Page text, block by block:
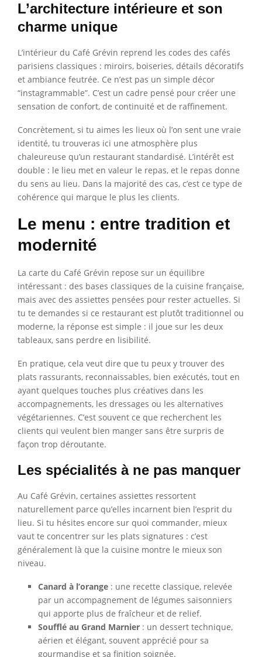
L’architecture intérieure et son
charme unique
L’intérieur du Café Grévin reprend les codes des cafés
parisiens classiques : miroirs, boiseries, détails décoratifs
et ambiance feutrée. Ce n’est pas un simple décor
“instagrammable”. C’est un cadre pensé pour créer une
sensation de confort, de continuité et de raffinement.
Concrètement, si tu aimes les lieux où l’on sent une vraie
identité, tu trouveras ici une atmosphère plus
chaleureuse qu’un restaurant standardisé. L’intérêt est
double : le lieu met en valeur le repas, et le repas donne
du sens au lieu. Dans la majorité des cas, c’est ce type de
cohérence qui marque le plus les clients.
Le menu : entre tradition et
modernité
La carte du Café Grévin repose sur un équilibre
intéressant : des bases classiques de la cuisine française,
mais avec des assiettes pensées pour rester actuelles. Si
tu te demandes si ce restaurant est plutôt traditionnel ou
moderne, la réponse est simple : il joue sur les deux
tableaux, sans perdre en lisibilité.
En pratique, cela veut dire que tu peux y trouver des
plats rassurants, reconnaissables, bien exécutés, tout en
ayant quelques touches plus créatives dans les
accompagnements, les dressages ou les alternatives
végétariennes. C’est souvent ce que recherchent les
clients qui veulent bien manger sans être surpris de
façon trop déroutante.
Les spécialités à ne pas manquer
Au Café Grévin, certaines assiettes ressortent
naturellement parce qu’elles incarnent bien l’esprit du
lieu. Si tu hésites encore sur quoi commander, mieux
vaut te concentrer sur les plats signatures : c’est
généralement là que la cuisine montre le mieux son
niveau.
Canard à l’orange : une recette classique, relevée
par un accompagnement de légumes saisonniers
qui apporte plus de fraîcheur et de relief.
Soufflé au Grand Marnier : un dessert technique,
aérien et élégant, souvent apprécié pour sa
gourmandise et sa finition soignée.